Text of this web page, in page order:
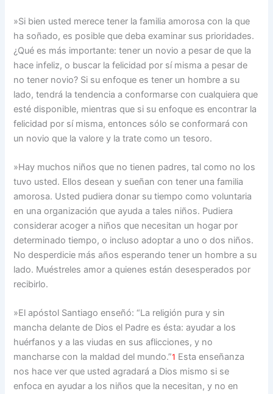
»Si bien usted merece tener la familia amorosa con la que
ha soñado, es posible que deba examinar sus prioridades.
¿Qué es más importante: tener un novio a pesar de que la
hace infeliz, o buscar la felicidad por sí misma a pesar de
no tener novio? Si su enfoque es tener un hombre a su
lado, tendrá la tendencia a conformarse con cualquiera que
esté disponible, mientras que si su enfoque es encontrar la
felicidad por sí misma, entonces sólo se conformará con
un novio que la valore y la trate como un tesoro.
»Hay muchos niños que no tienen padres, tal como no los
tuvo usted. Ellos desean y sueñan con tener una familia
amorosa. Usted pudiera donar su tiempo como voluntaria
en una organización que ayuda a tales niños. Pudiera
considerar acoger a niños que necesitan un hogar por
determinado tiempo, o incluso adoptar a uno o dos niños.
No desperdicie más años esperando tener un hombre a su
lado. Muéstreles amor a quienes están desesperados por
recibirlo.
»El apóstol Santiago enseñó: “La religión pura y sin
mancha delante de Dios el Padre es ésta: ayudar a los
huérfanos y a las viudas en sus aflicciones, y no
mancharse con la maldad del mundo.”1 Esta enseñanza
nos hace ver que usted agradará a Dios mismo si se
enfoca en ayudar a los niños que la necesitan, y no en